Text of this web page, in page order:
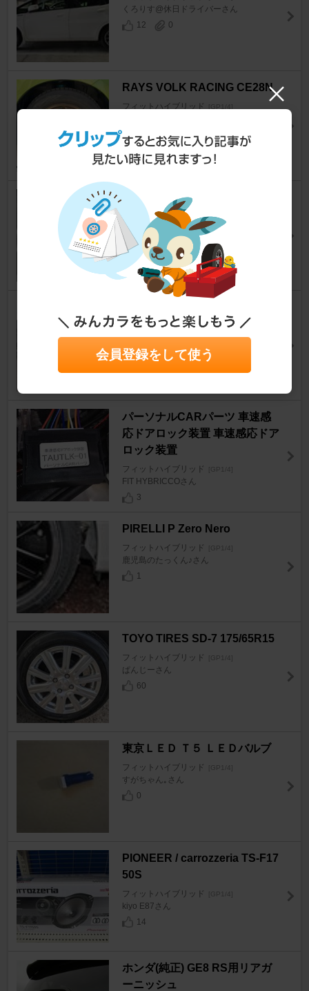
くろりす@休日ドライバーさん
12
0
RAYS VOLK RACING CE28N
フィットハイブリッド [GP1/4]
32
2
アクセス フラグラード ファイ
ロ
フィットハイブリッド [GP1/4]
かずえぼさん
9
0
ー
miya1969さん
23
パーソナルCARパーツ 車速感
応ドアロック装置 車速感応ドア
ロック装置
フィットハイブリッド [GP1/4]
FIT HYBRICCOさん
3
PIRELLI P Zero Nero
フィットハイブリッド [GP1/4]
鹿児島のたっくん♪さん
1
TOYO TIRES SD-7 175/65R15
フィットハイブリッド [GP1/4]
ぱんじーさん
60
東京ＬＥＤ Ｔ５ ＬＥＤバルブ
フィットハイブリッド [GP1/4]
すがちゃん｡さん
0
PIONEER / carrozzeria TS-F17
50S
フィットハイブリッド [GP1/4]
kiyo E87さん
14
ホンダ(純正) GE8 RS用リアガ
ーニッシュ
会員登録をして使う